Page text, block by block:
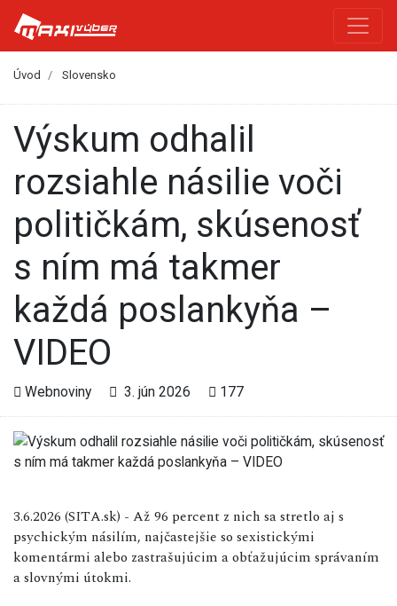
Úvod Slovensko
Výskum odhalil
rozsiahle násilie voči
političkám, skúsenosť
s ním má takmer
každá poslankyňa –
VIDEO
Webnoviny 3. jún 2026 177
3.6.2026 (SITA.sk) - Až 96 percent z nich sa stretlo aj s
psychickým násilím, najčastejšie so sexistickými
komentármi alebo zastrašujúcim a obťažujúcim správaním
a slovnými útokmi.